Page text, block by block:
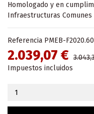
Homologado y en
Infraestructuras Comunes
Referencia PMEB-
2.039,07 €
Impuestos incluidos